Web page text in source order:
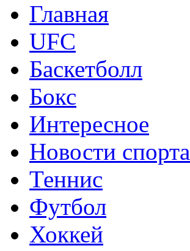
Главная
UFC
Баскетболл
Бокс
Интересное
Новости спорта
Теннис
Футбол
Хоккей